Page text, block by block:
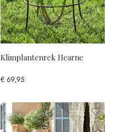
Klimplantenrek Hearne
€ 69,95